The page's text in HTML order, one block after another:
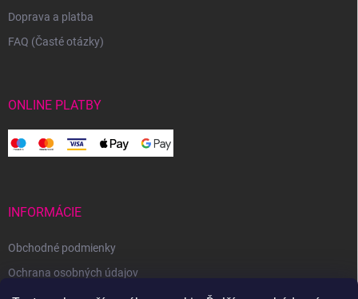
Doprava a platba
FAQ (Časté otázky)
ONLINE PLATBY
INFORMÁCIE
Obchodné podmienky
Ochrana osobných údajov